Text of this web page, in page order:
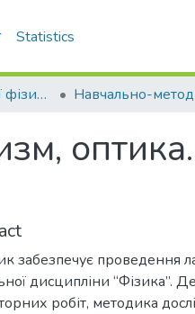
Statistics
Кафедра загальної фізики (КЗФ)
забезпечує проведення
дисципліни “Фізика”.
робіт, методика